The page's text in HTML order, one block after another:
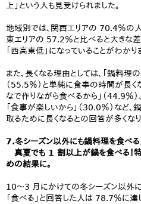
上」という人も見受けられました。
地域別では、関西エリアの 70.4％の人
東エリアの 57.2％と比べると大きな
「西高東低」になっていることがわかり
また、長くなる理由としては、「鍋料理
（55.5％）と単純に食事の時間が長く
なで作りながら食べるから」（44.9％）
「食事が楽しいから」（30.0％）など
取るために長くなるとの回答が多くなり
7.冬シーズン以外にも鍋料理を食べ
真夏でも 1 割以上が鍋を食べる！特
めの結果に。
10～3 月にかけての冬シーズン以外
「食べる」と回答した人は 78.7％に達